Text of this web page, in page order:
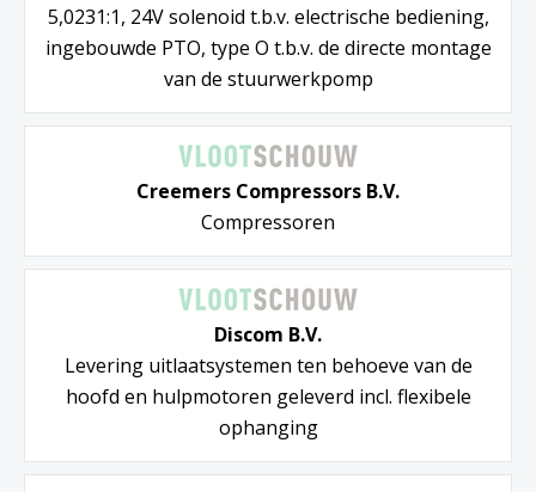
5,0231:1, 24V solenoid t.b.v. electrische bediening,
ingebouwde PTO, type O t.b.v. de directe montage
van de stuurwerkpomp
Creemers Compressors B.V.
Compressoren
Discom B.V.
Levering uitlaatsystemen ten behoeve van de
hoofd en hulpmotoren geleverd incl. flexibele
ophanging